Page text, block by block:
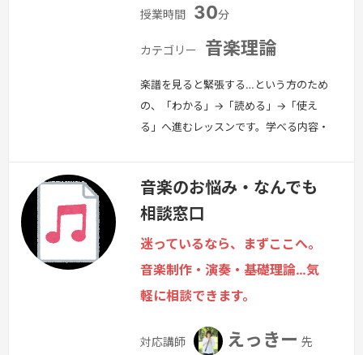
授業時間 30分
カテゴリー 音楽理論
楽譜を見ると緊張する…という方のため
の、「わかる」→「読める」→「使え
る」へ進むレッスンです。学べる内容・
ト音記号・ヘ音記号の読み方・初見練習
のコツ向いている方・独学で挫折した
方・DTM・作曲に進みたい方※ゆっく
り・丁寧に進めます。焦らなくて大丈夫
です。続きを見る »
音楽のお悩み・なんでも
相談窓口
迷っているなら、まずここへ。
音楽制作・演奏・基礎理論…気
軽に相談できます。
対応講師 えっきー 先